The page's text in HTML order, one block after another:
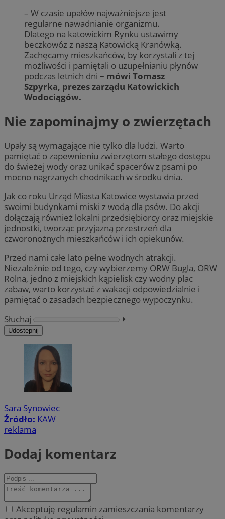
– W czasie upałów najważniejsze jest
regularne nawadnianie organizmu.
Dlatego na katowickim Rynku ustawimy
beczkowóz z naszą Katowicką Kranówką.
Zachęcamy mieszkańców, by korzystali z tej
możliwości i pamiętali o uzupełnianiu płynów
podczas letnich dni – mówi Tomasz
Szpyrka, prezes zarządu Katowickich
Wodociągów.
Nie zapominajmy o zwierzętach
Upały są wymagające nie tylko dla ludzi. Warto
pamiętać o zapewnieniu zwierzętom stałego dostępu
do świeżej wody oraz unikać spacerów z psami po
mocno nagrzanych chodnikach w środku dnia.
Jak co roku Urząd Miasta Katowice wystawia przed
swoimi budynkami miski z wodą dla psów. Do akcji
dołączają również lokalni przedsiębiorcy oraz miejskie
jednostki, tworząc przyjazną przestrzeń dla
czworonożnych mieszkańców i ich opiekunów.
Przed nami całe lato pełne wodnych atrakcji.
Niezależnie od tego, czy wybierzemy ORW Bugla, ORW
Rolna, jedno z miejskich kąpielisk czy wodny plac
zabaw, warto korzystać z wakacji odpowiedzialnie i
pamiętać o zasadach bezpiecznego wypoczynku.
Słuchaj
⏵︎
Udostępnij
Sara Synowiec
Źródło: KAW
reklama
Dodaj komentarz
Akceptuję regulamin zamieszczania komentarzy